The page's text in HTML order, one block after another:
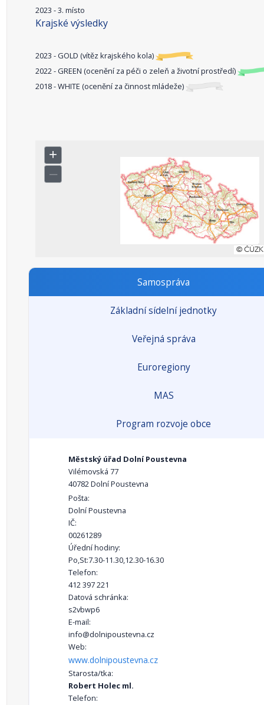
2023 - 3. místo
Krajské výsledky
2023 - GOLD (vítěz krajského kola)
2022 - GREEN (ocenění za péči o zeleň a životní prostředí)
2018 - WHITE (ocenění za činnost mládeže)
Samospráva
Základní sídelní jednotky
Veřejná správa
Euroregiony
MAS
Program rozvoje obce
Městský úřad Dolní Poustevna
Vilémovská 77
40782 Dolní Poustevna
Pošta:
Dolní Poustevna
IČ:
00261289
Úřední hodiny:
Po,St:7.30-11.30,12.30-16.30
Telefon:
412 397 221
Datová schránka:
s2vbwp6
E-mail:
info@dolnipoustevna.cz
Web:
www.dolnipoustevna.cz
Starosta/tka:
Robert Holec ml.
Telefon: